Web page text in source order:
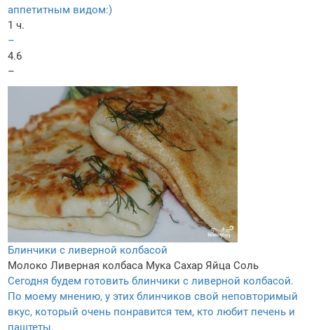
аппетитным видом:)
1 ч.
–
4.6
–
Блинчики с ливерной колбасой
Молоко Ливерная колбаса Мука Сахар Яйца Соль
Сегодня будем готовить блинчики с ливерной колбасой.
По моему мнению, у этих блинчиков свой неповторимый
вкус, который очень понравится тем, кто любит печень и